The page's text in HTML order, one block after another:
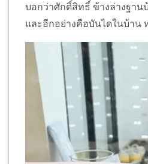
บอกว่าศักดิ์สิทธิ์ ข้างล่างฐาน
และอีกอย่างคือบันไดในบ้าน